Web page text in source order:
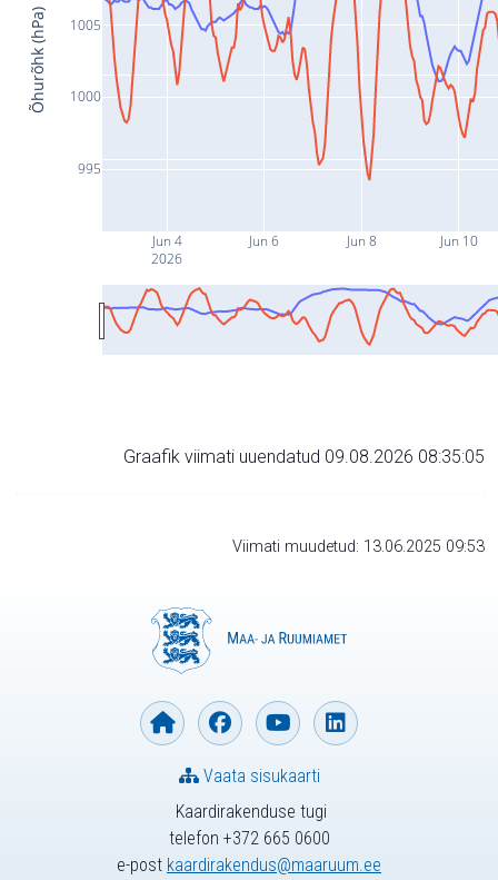
Jun 4
2026
Jun 6 Jun 8 Jun 10
995
1000
1005
Õhurõhk (hPa)
Graafik viimati uuendatud 09.08.2026 08:35:05
Viimati muudetud: 13.06.2025 09:53
Kaardirakenduse tugi
telefon +372 665 0600
e-post kaardirakendus@maaruum.ee
Vaata sisukaarti